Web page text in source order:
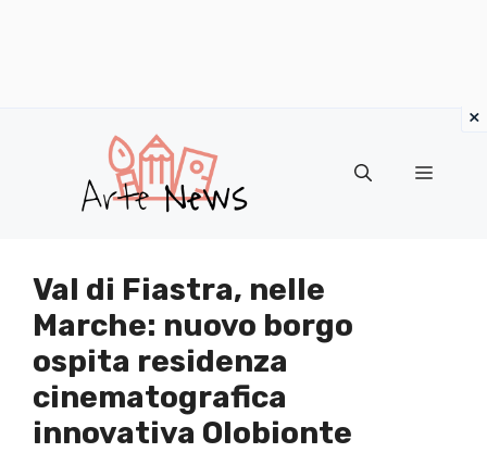
contenuto
Menu
Val di Fiastra, nelle
Marche: nuovo borgo
ospita residenza
cinematografica
innovativa Olobionte
×